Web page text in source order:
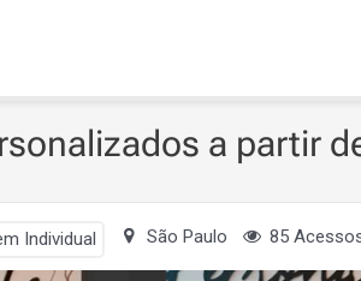
de 30 peças — Mogi das Cruzes e região
a partir
Individual São Paulo 85